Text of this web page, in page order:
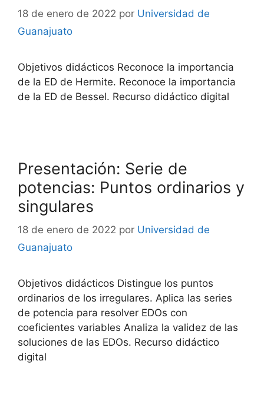
18 de enero de 2022 por Universidad de
Guanajuato
Objetivos didácticos Reconoce la importancia
de la ED de Hermite. Reconoce la importancia
de la ED de Bessel. Recurso didáctico digital
Presentación: Serie de
potencias: Puntos ordinarios y
singulares
18 de enero de 2022 por Universidad de
Guanajuato
Objetivos didácticos Distingue los puntos
ordinarios de los irregulares. Aplica las series
de potencia para resolver EDOs con
coeficientes variables Analiza la validez de las
soluciones de las EDOs. Recurso didáctico
digital